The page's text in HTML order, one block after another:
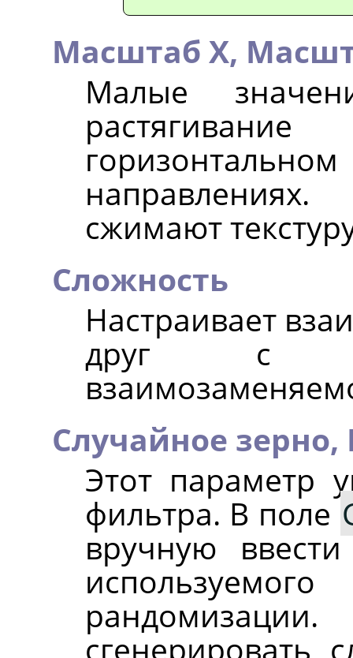
Масштаб X,
Малые
сжимают
Сложность
Настраивает
друг с
Случайное зерно,
Этот параметр
фильтра. В поле
вручную
сгенерировать